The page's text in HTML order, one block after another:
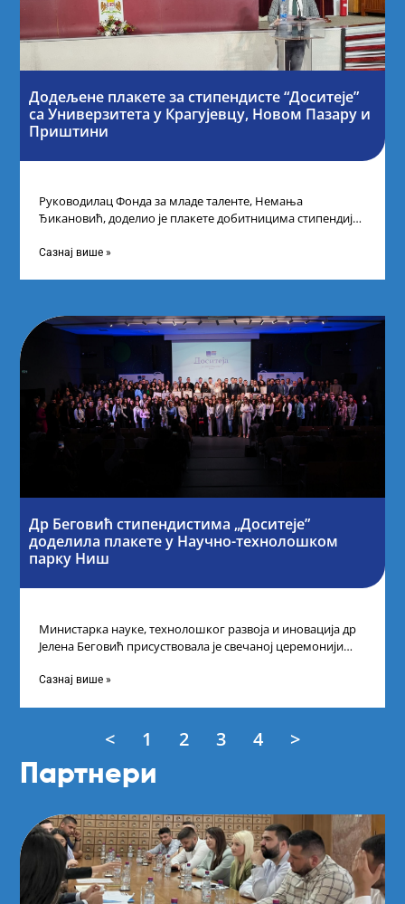
Додељене плакете за стипендисте “Доситеје”
са Универзитета у Крагујевцу, Новом Пазару и
Приштини
Руководилац Фонда за младе таленте, Немања
Ђикановић, доделио је плакете добитницима стипендије
Сазнај више »
Др Беговић стипендистима „Доситеје”
доделила плакете у Научно-технолошком
парку Ниш
Министарка науке, технолошког развоја и иновација др
Јелена Беговић присуствовала је свечаној церемонији
„Доситеја” Фонда
Сазнај више »
< 1 2 3 4 >
Партнери